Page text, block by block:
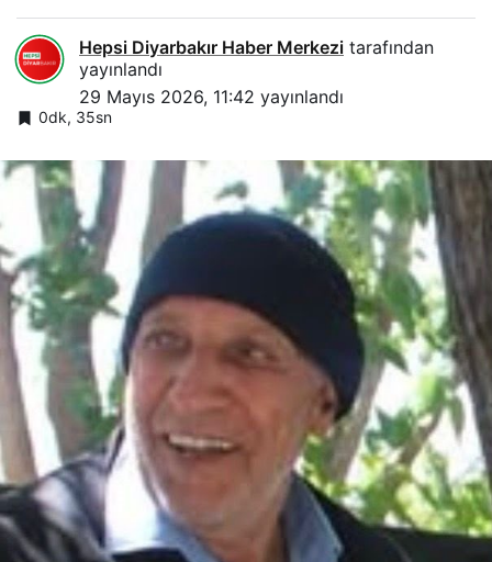
Hepsi Diyarbakır Haber Merkezi tarafından
yayınlandı
29 Mayıs 2026, 11:42 yayınlandı
0dk, 35sn